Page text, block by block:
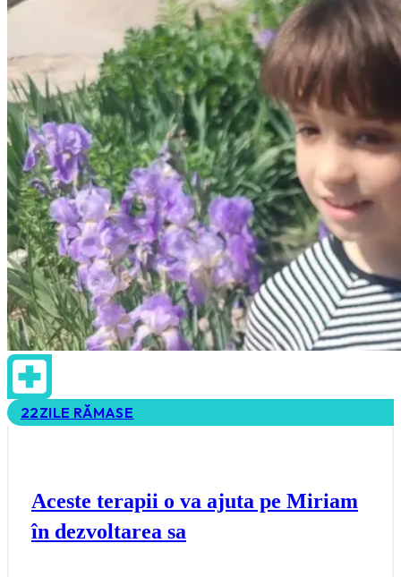
22ZILE RĂMASE
Aceste terapii o va ajuta pe Miriam
în dezvoltarea sa